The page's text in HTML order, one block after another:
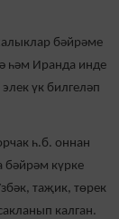
бәйрәме
һәм Иранда инде
үк билгеләп
һ.б. оннан
бәйрәм күрке
таҗик, төрек
калган.